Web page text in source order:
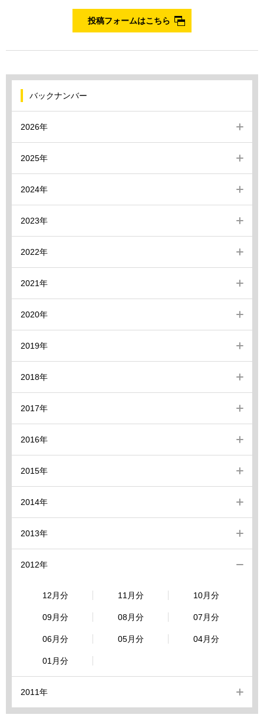
投稿フォームはこちら
バックナンバー
2026年
2025年
2024年
2023年
2022年
2021年
2020年
2019年
2018年
2017年
2016年
2015年
2014年
2013年
2012年
12月分 11月分 10月分
09月分 08月分 07月分
06月分 05月分 04月分
01月分
2011年